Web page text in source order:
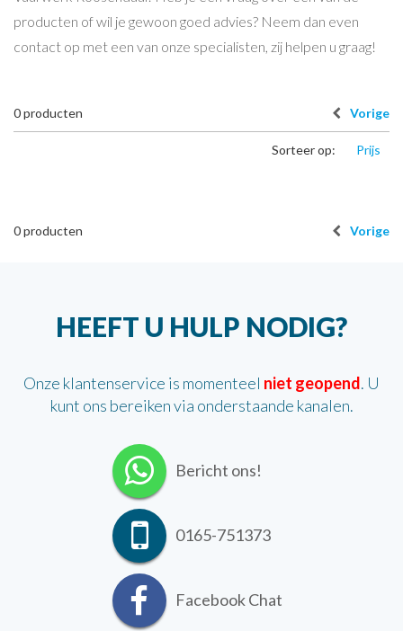
producten of wil je gewoon goed advies? Neem dan even
contact op met een van onze specialisten, zij helpen u graag!
0producten Vorige
Sorteer op: Prijs
0producten Vorige
HEEFT U HULP NODIG?
Onze klantenservice is momenteel niet geopend. U
kunt ons bereiken via onderstaande kanalen.
Bericht ons!
0165-751373
Facebook Chat